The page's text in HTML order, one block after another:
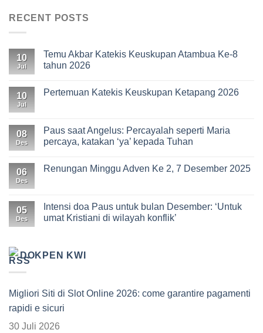
RECENT POSTS
10
Jul
Temu Akbar Katekis Keuskupan Atambua Ke-8
tahun 2026
10
Jul
Pertemuan Katekis Keuskupan Ketapang 2026
08
Des
Paus saat Angelus: Percayalah seperti Maria
percaya, katakan ‘ya’ kepada Tuhan
06
Des
Renungan Minggu Adven Ke 2, 7 Desember 2025
05
Des
Intensi doa Paus untuk bulan Desember: ‘Untuk
umat Kristiani di wilayah konflik’
DOKPEN KWI
Migliori Siti di Slot Online 2026: come garantire pagamenti
rapidi e sicuri
30 Juli 2026